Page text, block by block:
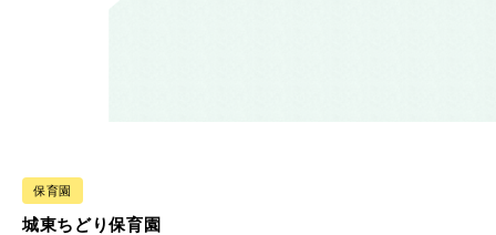
保育園
城東ちどり保育園